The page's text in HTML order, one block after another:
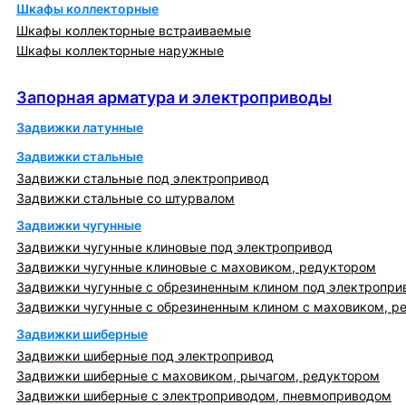
Шкафы коллекторные
Шкафы коллекторные встраиваемые
Шкафы коллекторные наружные
Запорная арматура и электроприводы
Задвижки латунные
Задвижки стальные
Задвижки стальные под электропривод
Задвижки стальные со штурвалом
Задвижки чугунные
Задвижки чугунные клиновые под электропривод
Задвижки чугунные клиновые с маховиком, редуктором
Задвижки чугунные с обрезиненным клином под
Задвижки чугунные с обрезиненным клином с маховиком,
Задвижки шиберные
Задвижки шиберные под электропривод
Задвижки шиберные с маховиком, рычагом, редуктором
Задвижки шиберные с электроприводом, пневмоприводом